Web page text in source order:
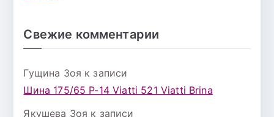
Свежие комментарии
Гущина Зоя к записи
Шина 175/65 Р-14 Viatti 521 Viatti Brina
Якушева Зоя к записи